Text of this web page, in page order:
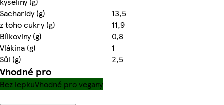
Sacharidy (g)
13,5
z toho cukry (g)
11,9
Bílkoviny (g)
0,8
Vlákina (g)
1
Sůl (g)
2,5
Vhodné pro
Bez lepkuVhodné pro vegany